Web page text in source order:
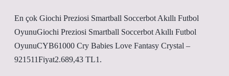
En çok Giochi Preziosi Smartball Soccerbot Akıllı Futbol
OyunuGiochi Preziosi Smartball Soccerbot Akıllı Futbol
OyunuCYB61000 Cry Babies Love Fantasy Crystal –
921511Fiyat2.689,43 TL1.